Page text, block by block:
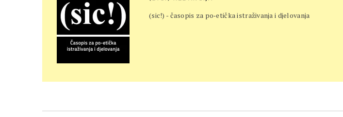
(sic!) - časopis za po‐etička istraživanja i djelovanja